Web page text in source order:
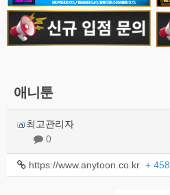
애니툰
최고관리자
0
https://www.anytoon.co.kr + 458